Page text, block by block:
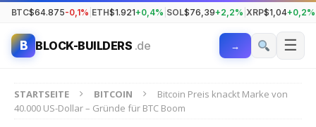
BTC$64.875-0,1% ETH$1.921+0,4% SOL$76,39+2,2% XRP$1,04+0,2%
B BLOCK-BUILDERS .de → ☰
STARTSEITE BITCOIN
Bitcoin Preis knackt Marke von
40.000 US-Dollar – Gründe für BTC Boom